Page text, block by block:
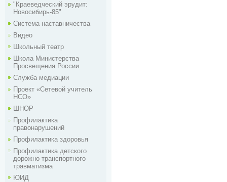
"Краеведческий эрудит:
Новосибирь-85"
Система наставничества
Видео
Школьный театр
Школа Министерства
Просвещения России
Служба медиации
Проект «Сетевой учитель
НСО»
ШНОР
Профилактика
правонарушений
Профилактика здоровья
Профилактика детского
дорожно-транспортного
травматизма
ЮИД